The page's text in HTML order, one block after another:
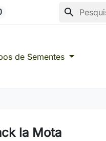
search
de Sementes
la Mota